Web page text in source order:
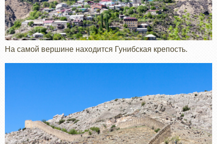
На самой вершине находится Гунибская крепость.